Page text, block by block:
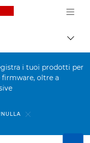
Canon Logo, back
i tuoi prodotti per
oltre a